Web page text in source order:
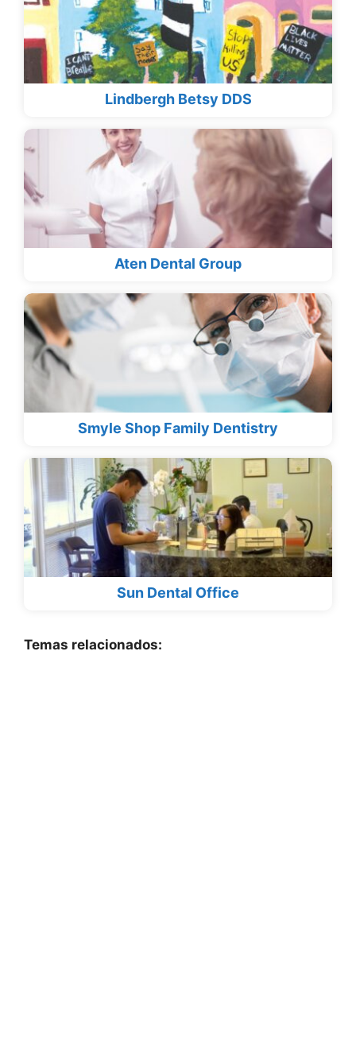
Lindbergh Betsy DDS
Aten Dental Group
Smyle Shop Family Dentistry
Sun Dental Office
Temas relacionados: